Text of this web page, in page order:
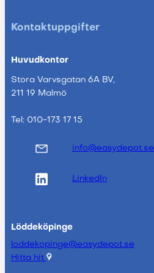
Kontaktuppgifter
Huvudkontor
Stora Varvsgatan 6A BV,
211 19 Malmö
Tel: 010-173 17 15
info@easydepot.se
LinkedIn
Löddeköpinge
loddekopinge@easydepot.se
Hitta hit